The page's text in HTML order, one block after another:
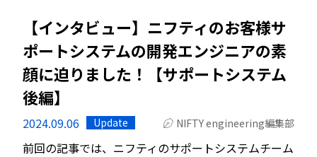
【インタビュー】ニフティのお客様サ
ポートシステムの開発エンジニアの素
顔に迫りました！【サポートシステム
後編】
2024.09.06 Update NIFTY engineering編集部
前回の記事では、ニフティのサポートシステムチーム